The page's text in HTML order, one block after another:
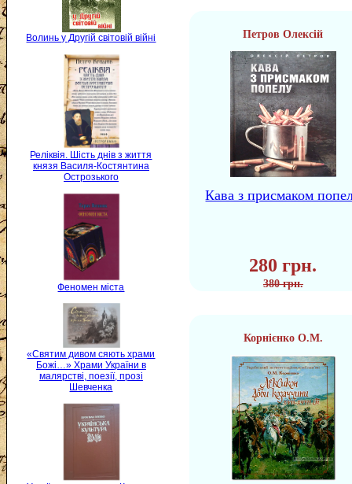
Волинь у Другій світовій війні
Реліквія. Шість днів з життя
князя Василя-Костянтина
Острозького
Феномен міста
«Святим дивом сяють храми
Божі…» Храми України в
малярстві, поезії, прозі
Шевченка
Петров Олексій
Кава з присмаком
280 грн.
380 грн.
Корнієнко О.М.